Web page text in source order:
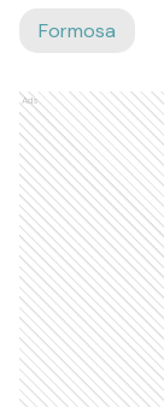
Formosa
Ads